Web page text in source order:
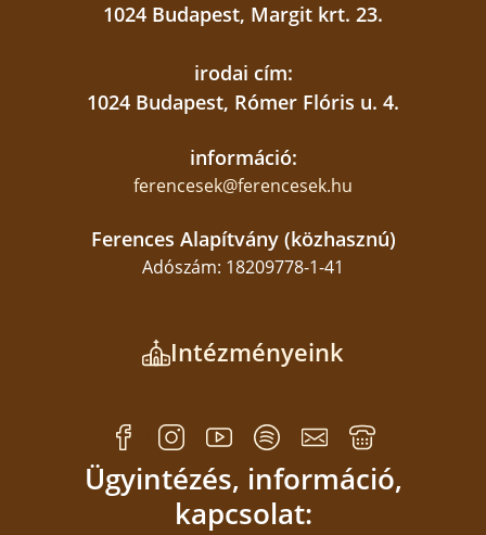
1024 Budapest, Margit krt. 23.
irodai cím:
1024 Budapest, Rómer Flóris u. 4.
információ:
ferencesek@ferencesek.hu
Ferences Alapítvány (közhasznú)
Adószám: 18209778-1-41
Intézményeink
Ügyintézés, információ,
kapcsolat: